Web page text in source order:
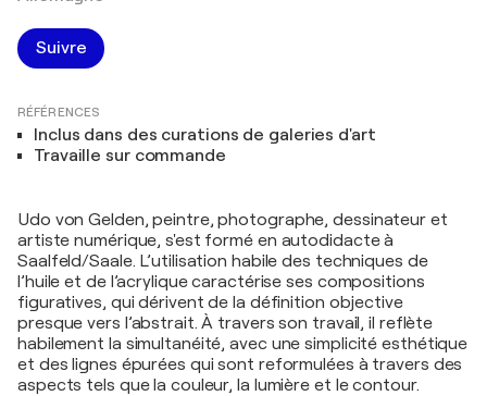
Suivre
RÉFÉRENCES
Inclus dans des curations de galeries d'art
Travaille sur commande
Udo von Gelden, peintre, photographe, dessinateur et
artiste numérique, s'est formé en autodidacte à
Saalfeld/Saale. L’utilisation habile des techniques de
l’huile et de l’acrylique caractérise ses compositions
figuratives, qui dérivent de la définition objective
presque vers l’abstrait. À travers son travail, il reflète
habilement la simultanéité, avec une simplicité esthétique
et des lignes épurées qui sont reformulées à travers des
aspects tels que la couleur, la lumière et le contour.